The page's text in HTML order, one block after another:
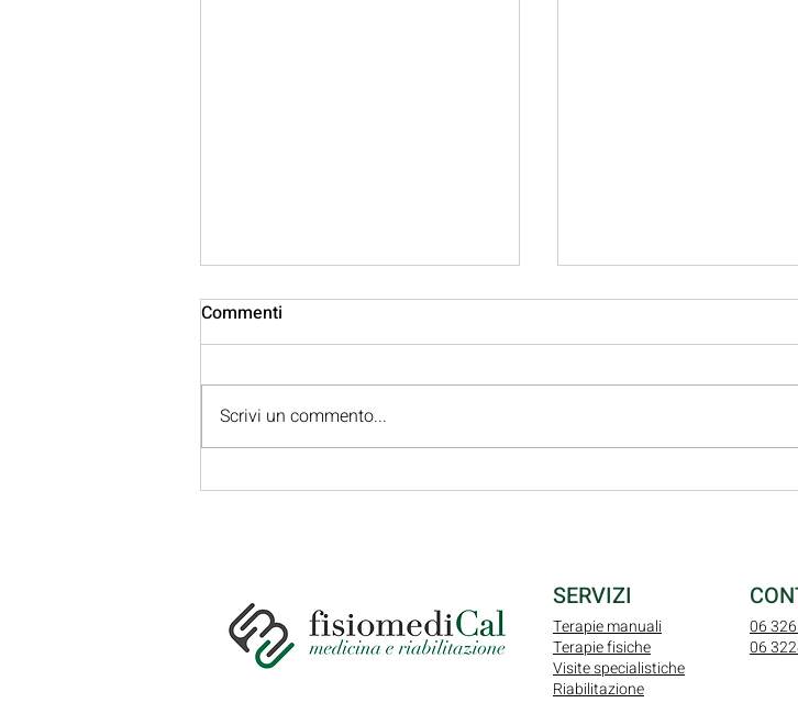
Vertebroplastica: cos’è, a
Osteoporosi: cause,
Commenti
Scrivi un commento...
SERVIZI
Terapie manuali
Terapie fisiche
Visite specialistiche
Riabilitazione
06
06